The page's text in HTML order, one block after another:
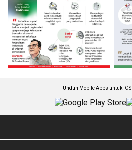
Unduh Mobile Apps untuk